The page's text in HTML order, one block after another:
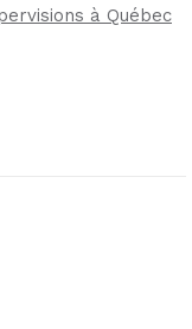
à Québec